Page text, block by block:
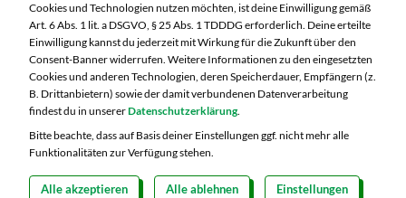
Mo:
07:00 – 20:00 Uhr
Di:
07:00 – 20:00 Uhr
Mi:
07:00 – 20:00 Uhr
Do:
07:00 – 20:00 Uhr
Fr:
07:00 – 20:00 Uhr
Cookies und Technologien nutzen möchten, ist deine Einwilligung gemäß
Art. 6 Abs. 1 lit. a DSGVO, § 25 Abs. 1 TDDDG erforderlich. Deine erteilte
Einwilligung kannst du jederzeit mit Wirkung für die Zukunft über den
Consent-Banner widerrufen. Weitere Informationen zu den eingesetzten
Cookies und anderen Technologien, deren Speicherdauer, Empfängern (z.
B. Drittanbietern) sowie der damit verbundenen Datenverarbeitung
findest du in unsererDatenschutzerklärung.
Bitte beachte, dass auf Basis deiner Einstellungen ggf. nicht mehr alle
Funktionalitäten zur Verfügung stehen.
Alle akzeptieren Alle ablehnen Einstellungen